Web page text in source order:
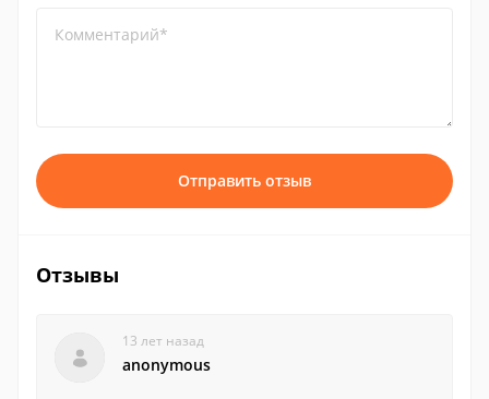
Комментарий*
Отправить отзыв
Отзывы
13 лет назад
anonymous